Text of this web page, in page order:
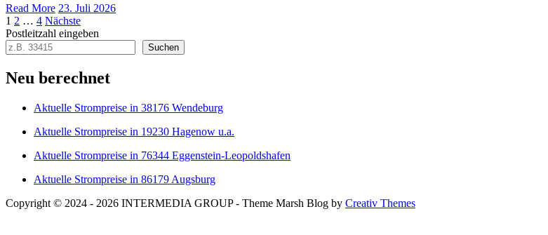
Read More 23. Juli 2026
Seitennummerierung
der
Beiträge
1 2 … 4 Nächste
Postleitzahl eingeben
Suchen
Neu berechnet
Aktuelle Strompreise in 38176 Wendeburg
Aktuelle Strompreise in 19230 Hagenow u.a.
Aktuelle Strompreise in 76344 Eggenstein-Leopoldshafen
Aktuelle Strompreise in 86179 Augsburg
Copyright © 2024 - 2026 INTERMEDIA GROUP - Theme Marsh Blog by Creativ Themes